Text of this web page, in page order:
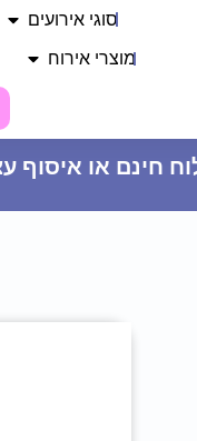
סוגי אירועים
מוצרי אירוח